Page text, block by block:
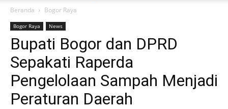
Beranda Bogor Raya
Bogor Raya News
Bupati Bogor dan DPRD
Sepakati Raperda
Pengelolaan Sampah Menjadi
Peraturan Daerah